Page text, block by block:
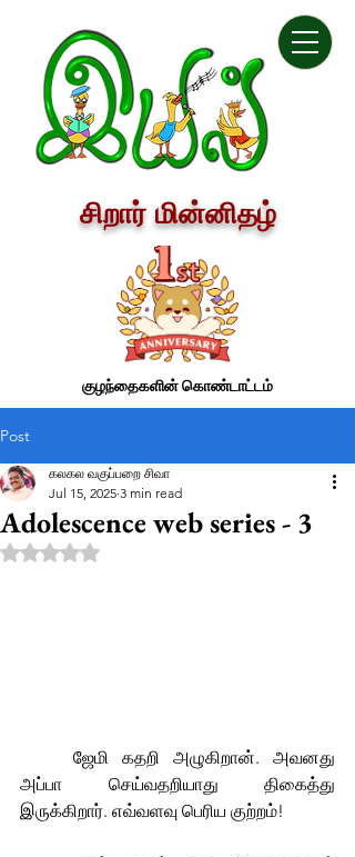
சிறார் மின்னிதழ்
குழந்தைகளின் கொண்டாட்டம்
Post
Adolescence web series - 3
கலகல வகுப்பறை சிவா
Jul 15, 2025 3 min read
Rated NaN out of 5 stars.
அப்பா செய்வதறியாது திகைத்து
இருக்கிறார். எவ்வளவு பெரிய குற்றம்!